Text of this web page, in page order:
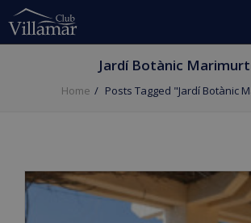
Jardí Botànic
Home Posts Tagged "Jardí Botànic